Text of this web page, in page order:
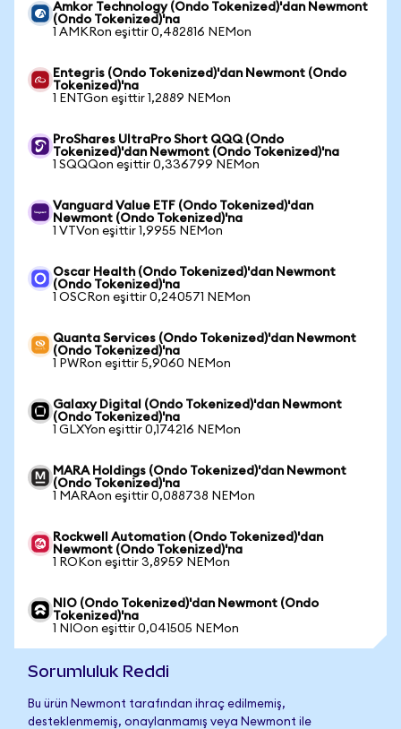
Amkor Technology (Ondo Tokenized)'dan Newmont
(Ondo Tokenized)'na
1 AMKRon eşittir 0,482816 NEMon
Entegris (Ondo Tokenized)'dan Newmont (Ondo
Tokenized)'na
1 ENTGon eşittir 1,2889 NEMon
ProShares UltraPro Short QQQ (Ondo
Tokenized)'dan Newmont (Ondo Tokenized)'na
1 SQQQon eşittir 0,336799 NEMon
Vanguard Value ETF (Ondo Tokenized)'dan
Newmont (Ondo Tokenized)'na
1 VTVon eşittir 1,9955 NEMon
Oscar Health (Ondo Tokenized)'dan Newmont
(Ondo Tokenized)'na
1 OSCRon eşittir 0,240571 NEMon
Quanta Services (Ondo Tokenized)'dan Newmont
(Ondo Tokenized)'na
1 PWRon eşittir 5,9060 NEMon
Galaxy Digital (Ondo Tokenized)'dan Newmont
(Ondo Tokenized)'na
1 GLXYon eşittir 0,174216 NEMon
MARA Holdings (Ondo Tokenized)'dan Newmont
(Ondo Tokenized)'na
1 MARAon eşittir 0,088738 NEMon
Rockwell Automation (Ondo Tokenized)'dan
Newmont (Ondo Tokenized)'na
1 ROKon eşittir 3,8959 NEMon
NIO (Ondo Tokenized)'dan Newmont (Ondo
Tokenized)'na
1 NIOon eşittir 0,041505 NEMon
Sorumluluk Reddi
Bu ürün Newmont tarafından ihraç edilmemiş,
desteklenmemiş, onaylanmamış veya Newmont ile